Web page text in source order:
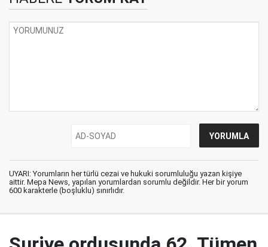
UYARI: Yorumların her türlü cezai ve hukuki sorumluluğu yazan kişiye
aittir. Mepa News, yapılan yorumlardan sorumlu değildir. Her bir yorum
600 karakterle (boşluklu) sınırlıdır.